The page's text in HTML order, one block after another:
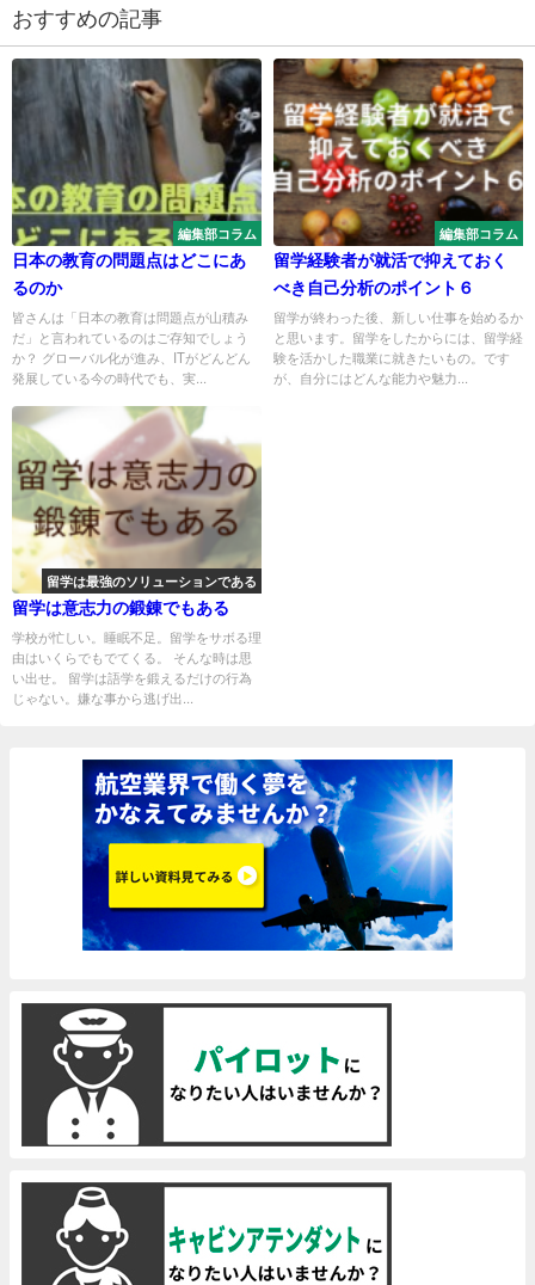
おすすめの記事
編集部コラム
日本の教育の問題点はどこにあ
るのか
皆さんは「日本の教育は問題点が山積み
だ」と言われているのはご存知でしょう
か？ グローバル化が進み、ITがどんどん
発展している今の時代でも、実...
編集部コラム
留学経験者が就活で抑えておく
べき自己分析のポイント６
留学が終わった後、新しい仕事を始めるか
と思います。留学をしたからには、留学経
験を活かした職業に就きたいもの。です
が、自分にはどんな能力や魅力...
留学は最強のソリューションである
留学は意志力の鍛錬でもある
学校が忙しい。睡眠不足。留学をサボる理
由はいくらでもでてくる。 そんな時は思
い出せ。 留学は語学を鍛えるだけの行為
じゃない。嫌な事から逃げ出...